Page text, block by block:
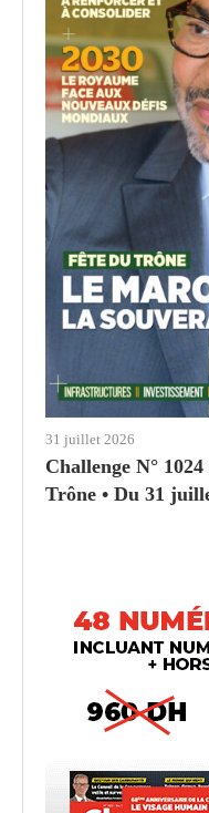
31 juillet 2026
Challenge N°
Trône • Du 31